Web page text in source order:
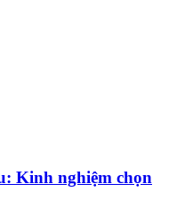
Kinh nghiệm chọn